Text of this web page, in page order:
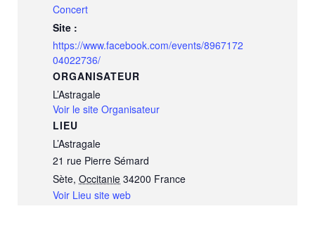
Concert
Site :
https://www.facebook.com/events/8967172
04022736/
LIEU
L’Astragale
21 rue Pierre Sémard
Sète, Occitanie 34200 France
Voir Lieu site web
ORGANISATEUR
L’Astragale
Voir le site Organisateur